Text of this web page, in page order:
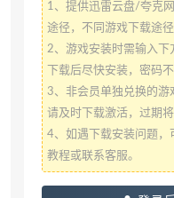
1、提供迅雷云盘/夸克
途径，不同游戏下载途径
2、游戏安装时需输入下
下载后尽快安装，密码
3、非会员单独兑换的游
请及时下载激活，过期将
4、如遇下载安装问题，
教程或联系客服。